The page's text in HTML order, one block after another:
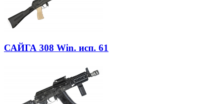
САЙГА 308 Win. исп. 61